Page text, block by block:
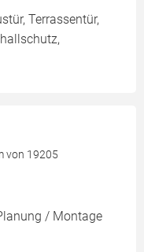
Terrassentür,
von 19205
/ Montage